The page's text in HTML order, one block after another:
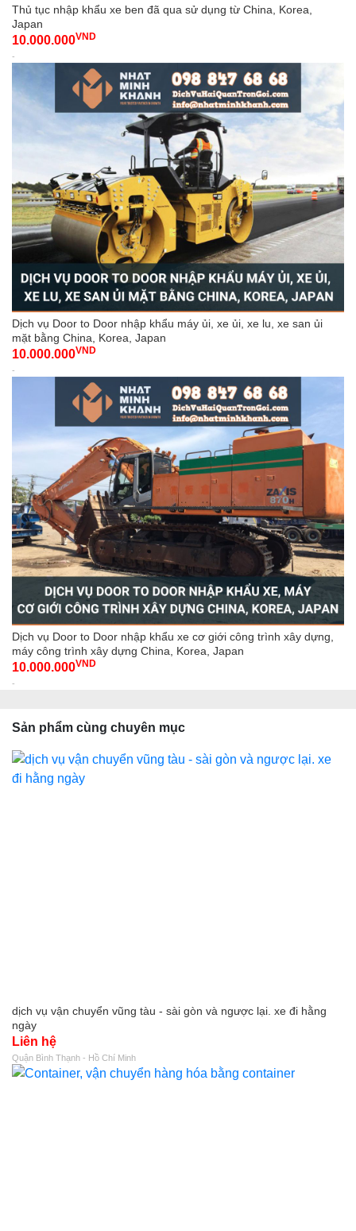
Thủ tục nhập khẩu xe ben đã qua sử dụng từ China, Korea,
Japan
10.000.000VND
-
Dịch vụ Door to Door nhập khẩu máy ủi, xe ủi, xe lu, xe san ủi
mặt bằng China, Korea, Japan
10.000.000VND
-
Dịch vụ Door to Door nhập khẩu xe cơ giới công trình xây dựng,
máy công trình xây dựng China, Korea, Japan
10.000.000VND
-
Sản phẩm cùng chuyên mục
dịch vụ vận chuyển vũng tàu - sài gòn và ngược lại. xe đi hằng
ngày
Liên hệ
Quận Bình Thạnh - Hồ Chí Minh